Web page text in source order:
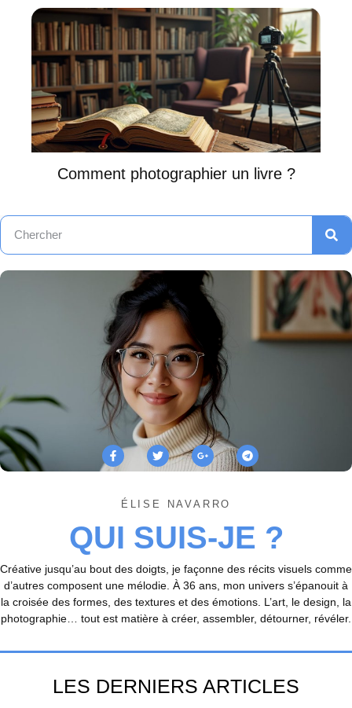
Comment photographier un livre ?
ÉLISE NAVARRO
QUI SUIS-JE ?
Créative jusqu’au bout des doigts, je façonne des récits visuels comme
d’autres composent une mélodie. À 36 ans, mon univers s’épanouit à
la croisée des formes, des textures et des émotions. L’art, le design, la
photographie… tout est matière à créer, assembler, détourner, révéler.
LES DERNIERS ARTICLES